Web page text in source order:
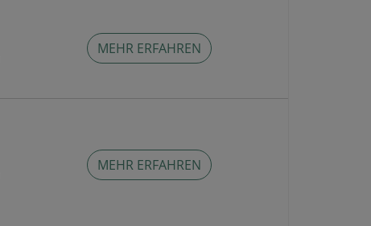
MEHR ERFAHREN
MEHR ERFAHREN